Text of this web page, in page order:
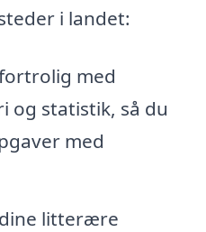
i landet:
med
og statistik, så du
med
litterære